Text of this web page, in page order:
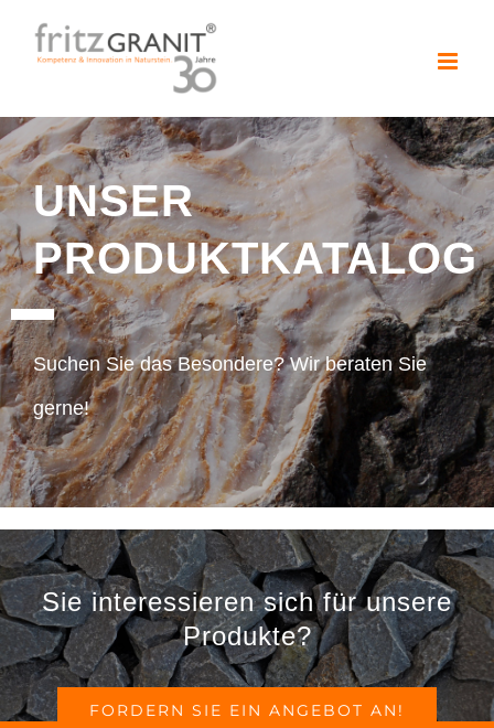
UNSER
PRODUKTKATALOG
Suchen Sie das Besondere? Wir beraten Sie
gerne!
Sie interessieren sich für unsere
Produkte?
FORDERN SIE EIN ANGEBOT AN!